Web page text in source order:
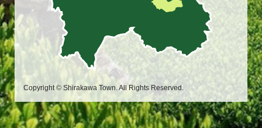
Copyright © Shirakawa Town. All Rights Reserved.